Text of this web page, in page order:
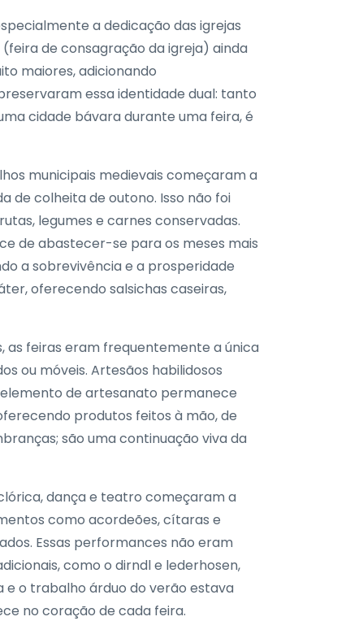
a dedicação das igrejas
de consagração da igreja) ainda
maiores, adicionando
essa identidade dual: tanto
cidade bávara durante uma feira, é
municipais medievais começaram a
de colheita de outono. Isso não foi
legumes e carnes conservadas.
de abastecer-se para os meses mais
a sobrevivência e a prosperidade
oferecendo salsichas caseiras,
as feiras eram frequentemente a única
ou móveis. Artesãos habilidosos
de artesanato permanece
produtos feitos à mão, de
são uma continuação viva da
dança e teatro começaram a
como acordeões, cítaras e
Essas performances não eram
como o dirndl e lederhosen,
e o trabalho árduo do verão estava
no coração de cada feira.